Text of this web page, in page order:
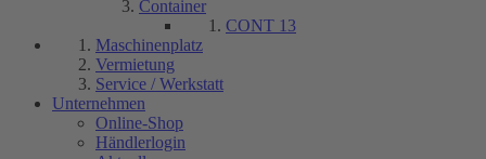
Container
CONT 13
Maschinenplatz
Vermietung
Service / Werkstatt
Unternehmen
Online-Shop
Händlerlogin